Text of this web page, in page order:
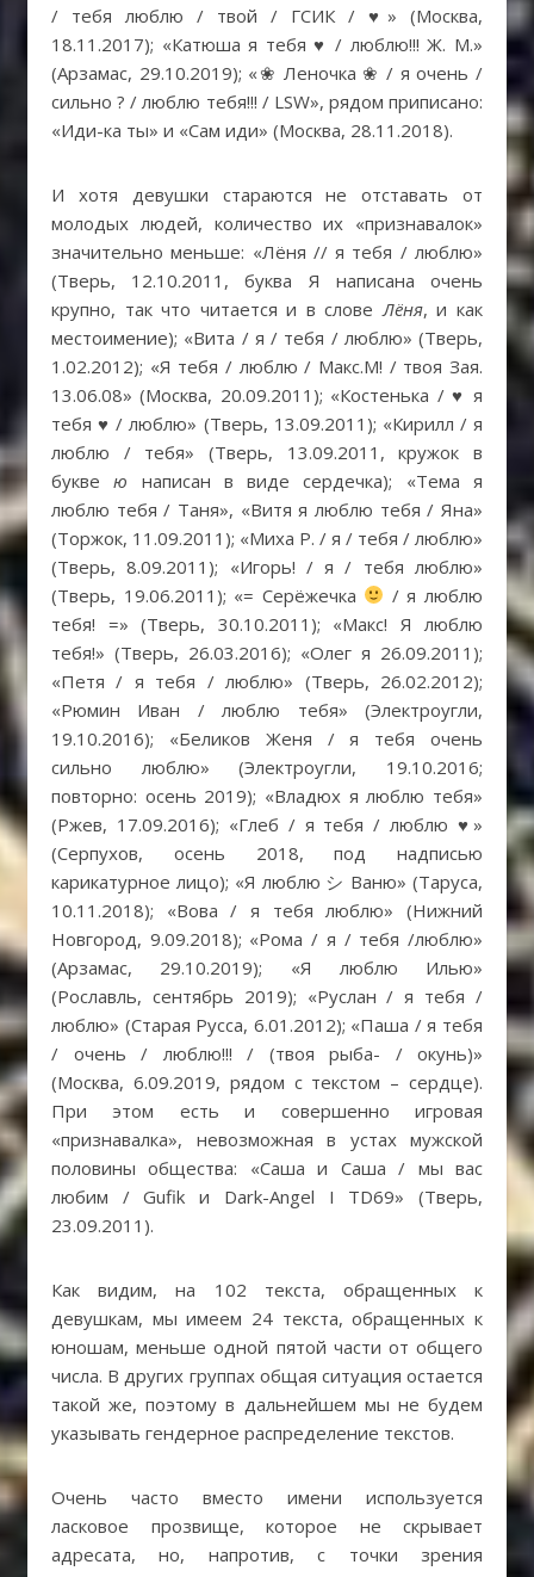
/ тебя люблю / твой / ГСИК / ♥» (Москва,
18.11.2017); «Катюша я тебя ♥ / люблю!!! Ж. М.»
(Арзамас, 29.10.2019); «❀ Леночка ❀ / я очень /
сильно ? / люблю тебя!!! / LSW», рядом приписано:
«Иди-ка ты» и «Сам иди» (Москва, 28.11.2018).
И хотя девушки стараются не отставать от
молодых людей, количество их «признавалок»
значительно меньше: «Лёня // я тебя / люблю»
(Тверь, 12.10.2011, буква Я написана очень
крупно, так что читается и в слове Лёня, и как
местоимение); «Вита / я / тебя / люблю» (Тверь,
1.02.2012); «Я тебя / люблю / Макс.М! / твоя Зая.
13.06.08» (Москва, 20.09.2011); «Костенька / ♥ я
тебя ♥ / люблю» (Тверь, 13.09.2011); «Кирилл / я
люблю / тебя» (Тверь, 13.09.2011, кружок в
буквею написан в виде сердечка); «Тема я
люблю тебя / Таня», «Витя я люблю тебя / Яна»
(Торжок, 11.09.2011); «Миха Р. / я / тебя / люблю»
(Тверь, 8.09.2011); «Игорь! / я / тебя люблю»
(Тверь, 19.06.2011); «= Серёжечка
/ я люблю
тебя! =» (Тверь, 30.10.2011); «Макс! Я люблю
тебя!» (Тверь, 26.03.2016); «Олег я 26.09.2011);
«Петя / я тебя / люблю» (Тверь, 26.02.2012);
«Рюмин Иван / люблю тебя» (Электроугли,
19.10.2016); «Беликов Женя / я тебя очень
сильно люблю» (Электроугли, 19.10.2016;
повторно: осень 2019); «Владюх я люблю тебя»
(Ржев, 17.09.2016); «Глеб / я тебя / люблю♥ »
(Серпухов, осень 2018, под надписью
карикатурное лицо); «Я люблю シ Ваню» (Таруса,
10.11.2018); «Вова / я тебя люблю» (Нижний
Новгород, 9.09.2018); «Рома / я / тебя /люблю»
(Арзамас, 29.10.2019); «Я люблю Илью»
(Рославль, сентябрь 2019); «Руслан / я тебя /
люблю» (Старая Русса, 6.01.2012); «Паша / я тебя
/ очень / люблю!!! / (твоя рыба- / окунь)»
(Москва, 6.09.2019, рядом с текстом – сердце).
При этом есть и совершенно игровая
«признавалка», невозможная в устах мужской
половины общества: «Саша и Саша / мы вас
любим / Gufik и Dark-Angel I TD69» (Тверь,
23.09.2011).
Как видим, на 102 текста, обращенных к
девушкам, мы имеем 24 текста, обращенных к
юношам, меньше одной пятой части от общего
числа. В других группах общая ситуация остается
такой же, поэтому в дальнейшем мы не будем
указывать гендерное распределение текстов.
Очень часто вместо имени используется
ласковое прозвище, которое не скрывает
адресата, но, напротив, с точки зрения